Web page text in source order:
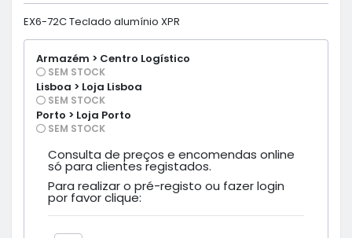
EX6-72C Teclado alumínio XPR
Armazém > Centro Logístico
SEM STOCK
Lisboa > Loja Lisboa
SEM STOCK
Porto > Loja Porto
SEM STOCK
Consulta de preços e encomendas online
só para clientes registados.
Para realizar o pré-registo ou fazer login
por favor clique: